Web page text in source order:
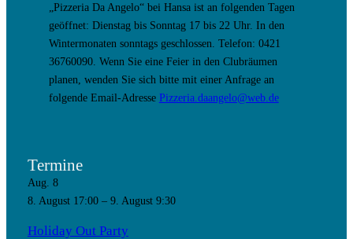
„Pizzeria Da Angelo“ bei Hansa ist an folgenden Tagen
geöffnet: Dienstag bis Sonntag 17 bis 22 Uhr. In den
Wintermonaten sonntags geschlossen. Telefon: 0421
36760090. Wenn Sie eine Feier in den Clubräumen
planen, wenden Sie sich bitte mit einer Anfrage an
folgende Email-Adresse Pizzeria.daangelo@web.de
Termine
Aug. 8
8. August 17:00– 9. August 9:30
Holiday Out Party